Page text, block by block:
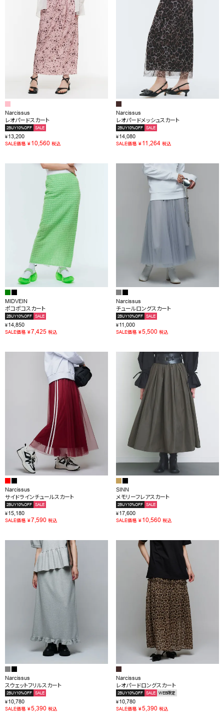
Narcissus
レオパードスカート
2BUY10%OFF SALE
¥13,200
SALE価格 ¥10,560 税込
Narcissus
レオパードメッシュスカート
2BUY10%OFF SALE
¥14,080
SALE価格 ¥11,264 税込
MIDVEIN
ポコポコスカート
2BUY10%OFF SALE
¥14,850
SALE価格 ¥7,425 税込
Narcissus
チュールロングスカート
2BUY10%OFF SALE
¥11,000
SALE価格 ¥5,500 税込
Narcissus
サイドラインチュールスカート
2BUY10%OFF SALE
¥15,180
SALE価格 ¥7,590 税込
SINN
メモリーフレアスカート
2BUY10%OFF SALE
¥17,600
SALE価格 ¥10,560 税込
Narcissus
スウェットフリルスカート
2BUY10%OFF SALE
¥10,780
SALE価格 ¥5,390 税込
Narcissus
レオパードロングスカート
2BUY10%OFF SALE WEB限定
¥10,780
SALE価格 ¥5,390 税込